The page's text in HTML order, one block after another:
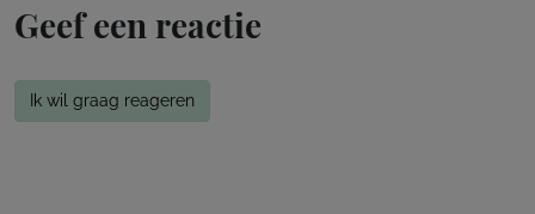
Geef een reactie
Ik wil graag reageren